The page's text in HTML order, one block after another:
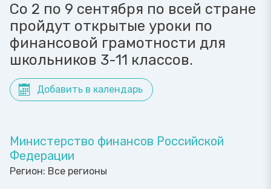
Со 2 по 9 сентября по всей стране
пройдут открытые уроки по
финансовой грамотности для
школьников 3-11 классов.
Добавить в календарь
Министерство финансов Российской
Федерации
Регион: Все регионы